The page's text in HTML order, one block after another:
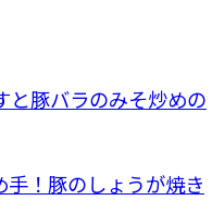
と豚バラのみそ炒めの